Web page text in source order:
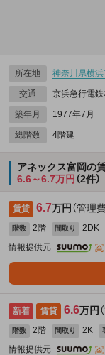
所在地 神奈川県横
交通 京浜急行電
築年月 1977年7月
総階数 4階建
アネックス富岡の
6.6～6.7万円 （2件）
賃貸 6.7万円 （管理
階数 2階 間取り 2DK
情報提供元
新着 賃貸 6.6万円
階数 2階 間取り 2K
情報提供元